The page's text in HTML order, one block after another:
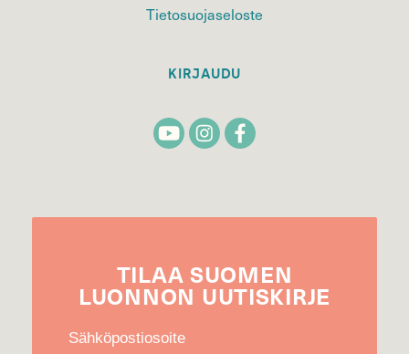
Tietosuojaseloste
KIRJAUDU
TILAA SUOMEN
LUONNON UUTIS­KIRJE
Sähköpostiosoite